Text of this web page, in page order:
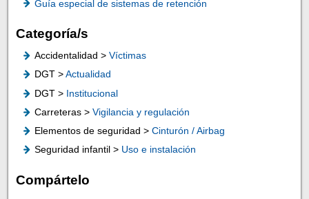
Guía especial de sistemas de retención
Categoría/s
Accidentalidad > Víctimas
DGT >Actualidad
DGT > Institucional
Carreteras > Vigilancia y regulación
Elementos de seguridad > Cinturón / Airbag
Seguridad infantil > Uso e instalación
Compártelo